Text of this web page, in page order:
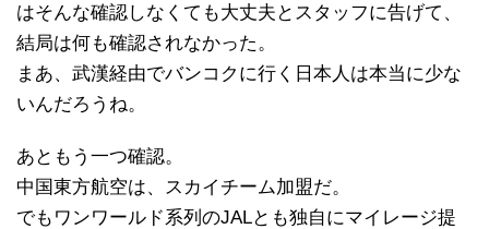
はそんな確認しなくても大丈夫とスタッフに告げて、
結局は何も確認されなかった。
まあ、武漢経由でバンコクに行く日本人は本当に少な
いんだろうね。
あともう一つ確認。
中国東方航空は、スカイチーム加盟だ。
でもワンワールド系列のJALとも独自にマイレージ提